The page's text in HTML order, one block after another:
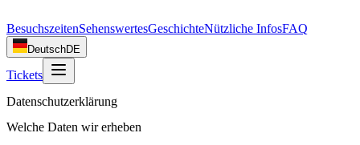
BesuchszeitenSehenswertesGeschichteNützliche InfosFAQ
DeutschDE
Tickets
Datenschutzerklärung
Welche Daten wir erheben